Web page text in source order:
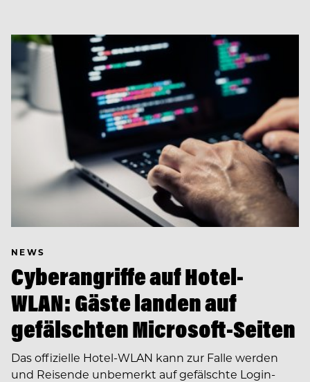
NEWS
Cyberangriffe auf Hotel-
WLAN: Gäste landen auf
gefälschten Microsoft-Seiten
Das offizielle Hotel-WLAN kann zur Falle werden
und Reisende unbemerkt auf gefälschte Login-